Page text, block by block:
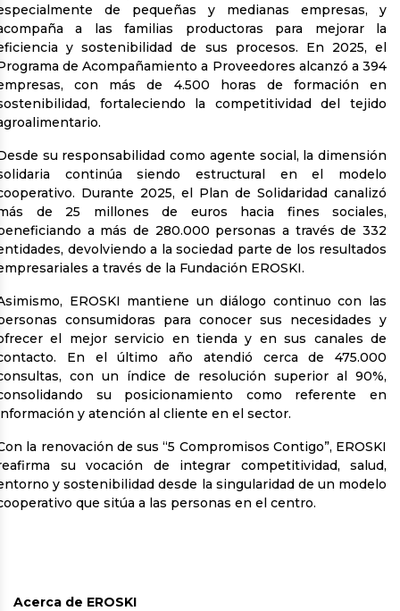
de pequeñas y medianas empresas, y
a las familias productoras para mejorar la
y sostenibilidad de sus procesos. En 2025, el
de Acompañamiento a Proveedores alcanzó a 394
con más de 4.500 horas de formación en
fortaleciendo la competitividad del tejido
su responsabilidad como agente social, la dimensión
continúa siendo estructural en el modelo
Durante 2025, el Plan de Solidaridad canalizó
de 25 millones de euros hacia fines sociales,
a más de 280.000 personas a través de 332
devolviendo a la sociedad parte de los resultados
a través de la Fundación EROSKI.
EROSKI mantiene un diálogo continuo con las
consumidoras para conocer sus necesidades y
el mejor servicio en tienda y en sus canales de
En el último año atendió cerca de 475.000
con un índice de resolución superior al 90%,
su posicionamiento como referente en
y atención al cliente en el sector.
la renovación de sus “5 Compromisos Contigo”, EROSKI
su vocación de integrar competitividad, salud,
y sostenibilidad desde la singularidad de un modelo
que sitúa a las personas en el centro.
Acerca de EROSKI